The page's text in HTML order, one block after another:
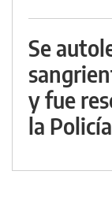
Se
y fue
la Policía